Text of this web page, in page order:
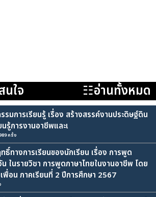
นใจ ☷อ่านทั้งหมด
มการเรียนรู้ เรื่อง สร้างสรรค์งานประดิษฐ์ดิน
รู้การงานอาชีพและเ
ครั้ง
ทางการเรียนของนักเรียน เรื่อง การพูด
ในรายวิชา การพูดภาษาไทยในงานอาชีพ โดย
พื่อน ภาคเรียนที่ 2 ปีการศึกษา 2567